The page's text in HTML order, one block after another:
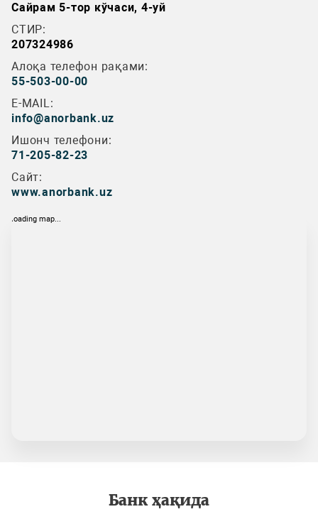
Сайрам 5-тор кўчаси, 4-уй
СТИР:
207324986
Алоқа телефон рақами:
55-503-00-00
E-MAIL:
info@anorbank.uz
Ишонч телефони:
71-205-82-23
Сайт:
www.anorbank.uz
loading map...
Банк ҳақида